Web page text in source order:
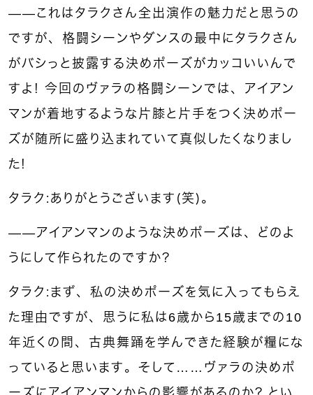
――これはタラクさん全出演作の魅力だと思うの
ですが、格闘シーンやダンスの最中にタラクさん
がバシっと披露する決めポーズがカッコいいんで
すよ！ 今回のヴァラの格闘シーンでは、アイアン
マンが着地するような片膝と片手をつく決めポー
ズが随所に盛り込まれていて真似したくなりまし
た！
タラク：ありがとうございます（笑）。
――アイアンマンのような決めポーズは、どのよ
うにして作られたのですか？
タラク：まず、私の決めポーズを気に入ってもらえ
た理由ですが、思うに私は6歳から15歳までの10
年近くの間、古典舞踊を学んできた経験が糧にな
っていると思います。そして……ヴァラの決めポ